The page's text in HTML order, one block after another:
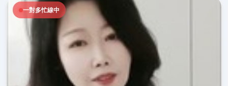
一對多忙線中